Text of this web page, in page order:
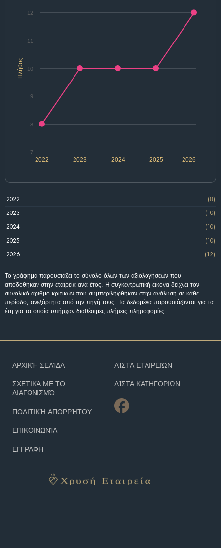
Πλήθος
2025
2022 2023 2024 2026
7
8
9
10
11
12
2022
(8)
2023
(10)
2024
(10)
2025
(10)
2026
(12)
Το γράφημα παρουσιάζει το σύνολο όλων των αξιολογήσεων που
αποδόθηκαν στην εταιρεία ανά έτος. Η συγκεντρωτική εικόνα δείχνει τον
συνολικό αριθμό κριτικών που συμπεριλήφθηκαν στην ανάλυση σε κάθε
περίοδο, ανεξάρτητα από την πηγή τους. Τα δεδομένα παρουσιάζονται για τα
έτη για τα οποία υπήρχαν διαθέσιμες πλήρεις πληροφορίες.
ΑΡΧΙΚΉ ΣΕΛΊΔΑ
ΣΧΕΤΙΚΆ ΜΕ ΤΟ
ΔΙΑΓΩΝΙΣΜΌ
ΠΟΛΙΤΙΚΉ ΑΠΟΡΡΉΤΟΥ
ΕΠΙΚΟΙΝΩΝΊΑ
ΕΓΓΡΑΦΗ
ΛΊΣΤΑ ΕΤΑΙΡΕΙΏΝ
ΛΊΣΤΑ ΚΑΤΗΓΟΡΙΏΝ